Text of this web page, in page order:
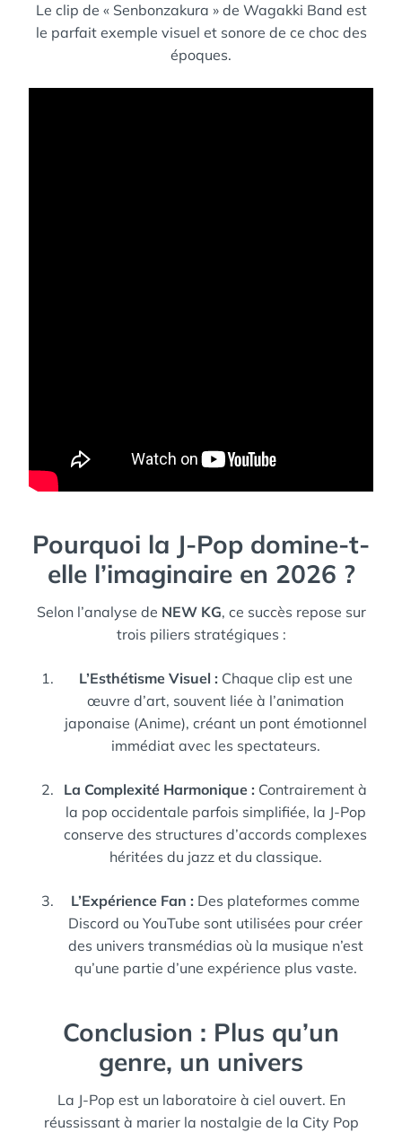
Le clip de « Senbonzakura » de Wagakki Band est
le parfait exemple visuel et sonore de ce choc des
époques.
Pourquoi la J-Pop domine-t-
elle l’imaginaire en 2026 ?
Selon l’analyse de NEW KG, ce succès repose sur
trois piliers stratégiques :
L’Esthétisme Visuel : Chaque clip est une
œuvre d’art, souvent liée à l’animation
japonaise (Anime), créant un pont émotionnel
immédiat avec les spectateurs.
La Complexité Harmonique : Contrairement à
la pop occidentale parfois simplifiée, la J-Pop
conserve des structures d’accords complexes
héritées du jazz et du classique.
L’Expérience Fan : Des plateformes comme
Discord ou YouTube sont utilisées pour créer
des univers transmédias où la musique n’est
qu’une partie d’une expérience plus vaste.
Conclusion : Plus qu’un
genre, un univers
La J-Pop est un laboratoire à ciel ouvert. En
réussissant à marier la nostalgie de la City Pop